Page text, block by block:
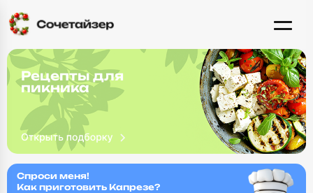
Рецепты для
пикника
Спроси меня!
Как приготовить Капрезе?